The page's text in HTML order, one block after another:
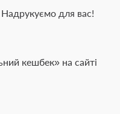
Надрукуємо для вас!
кешбек» на сайті